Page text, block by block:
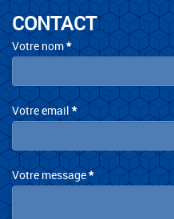
CONTACT
Contact
Votre nom*
Votre email *
Votre message*